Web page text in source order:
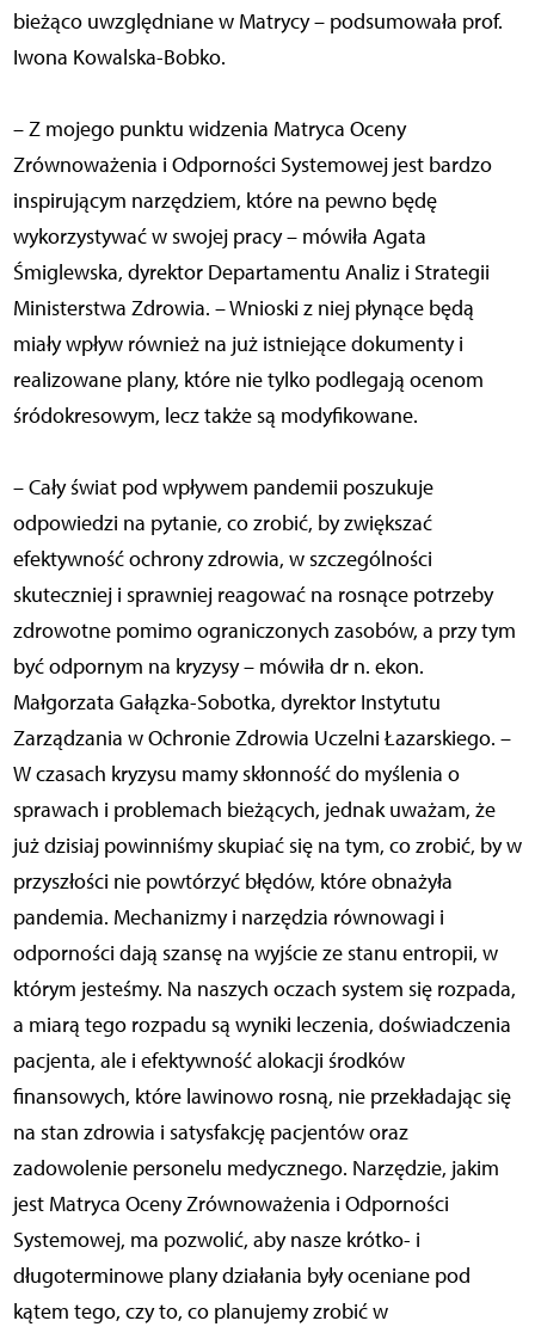
bieżąco uwzględniane w Matrycy – podsumowała prof.
Iwona Kowalska-Bobko.
– Z mojego punktu widzenia Matryca Oceny
Zrównoważenia i Odporności Systemowej jest bardzo
inspirującym narzędziem, które na pewno będę
wykorzystywać w swojej pracy – mówiła Agata
Śmiglewska, dyrektor Departamentu Analiz i Strategii
Ministerstwa Zdrowia. – Wnioski z niej płynące będą
miały wpływ również na już istniejące dokumenty i
realizowane plany, które nie tylko podlegają ocenom
śródokresowym, lecz także są modyfikowane.
– Cały świat pod wpływem pandemii poszukuje
odpowiedzi na pytanie, co zrobić, by zwiększać
efektywność ochrony zdrowia, w szczególności
skuteczniej i sprawniej reagować na rosnące potrzeby
zdrowotne pomimo ograniczonych zasobów, a przy tym
być odpornym na kryzysy – mówiła dr n. ekon.
Małgorzata Gałązka-Sobotka, dyrektor Instytutu
Zarządzania w Ochronie Zdrowia Uczelni Łazarskiego. –
W czasach kryzysu mamy skłonność do myślenia o
sprawach i problemach bieżących, jednak uważam, że
już dzisiaj powinniśmy skupiać się na tym, co zrobić, by w
przyszłości nie powtórzyć błędów, które obnażyła
pandemia. Mechanizmy i narzędzia równowagi i
odporności dają szansę na wyjście ze stanu entropii, w
którym jesteśmy. Na naszych oczach system się rozpada,
a miarą tego rozpadu są wyniki leczenia, doświadczenia
pacjenta, ale i efektywność alokacji środków
finansowych, które lawinowo rosną, nie przekładając się
na stan zdrowia i satysfakcję pacjentów oraz
zadowolenie personelu medycznego. Narzędzie, jakim
jest Matryca Oceny Zrównoważenia i Odporności
Systemowej, ma pozwolić, aby nasze krótko- i
długoterminowe plany działania były oceniane pod
kątem tego, czy to, co planujemy zrobić w